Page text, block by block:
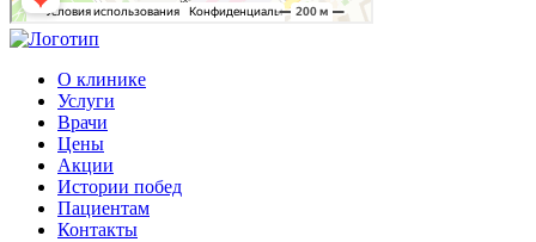
О клинике
Услуги
Врачи
Цены
Акции
Истории побед
Пациентам
Контакты